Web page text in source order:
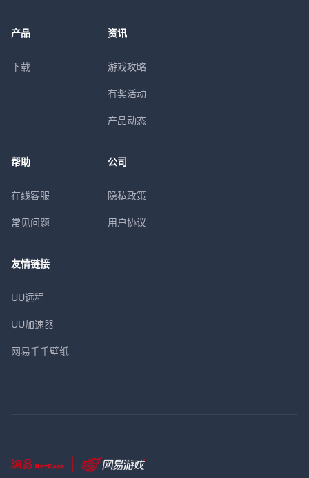
产品
下载
资讯
游戏攻略
有奖活动
产品动态
帮助
在线客服
常见问题
公司
隐私政策
用户协议
友情链接
UU远程
UU加速器
网易千千壁纸